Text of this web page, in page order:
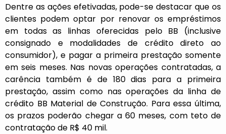
Dentre as ações efetivadas, pode-se destacar que os
clientes podem optar por renovar os empréstimos
em todas as linhas oferecidas pelo BB (inclusive
consignado e modalidades de crédito direto ao
consumidor), e pagar a primeira prestação somente
em seis meses. Nas novas operações contratadas, a
carência também é de 180 dias para a primeira
prestação, assim como nas operações da linha de
crédito BB Material de Construção. Para essa última,
os prazos poderão chegar a 60 meses, com teto de
contratação de R$ 40 mil.